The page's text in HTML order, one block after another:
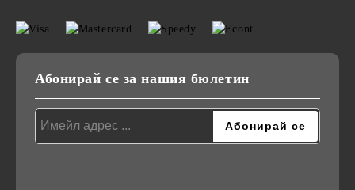
Абонирай се за нашия бюлетин